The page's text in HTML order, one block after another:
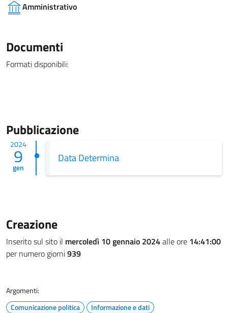
Amministrativo
Documenti
Formati disponibili:
Pubblicazione
2024
9
gen
Data Determina
Creazione
Inserito sul sito il mercoledì 10 gennaio 2024alle ore 14:41:00
per numero giorni939
Argomenti:
Comunicazione politica
Informazione e dati